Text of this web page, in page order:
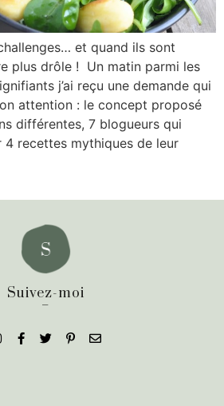
et quand ils sont
plus drôle ! Un matin parmi les
j’ai reçu une demande qui
attention : le concept proposé
différentes, 7 blogueurs qui
recettes mythiques de leur
Suivez-moi
_